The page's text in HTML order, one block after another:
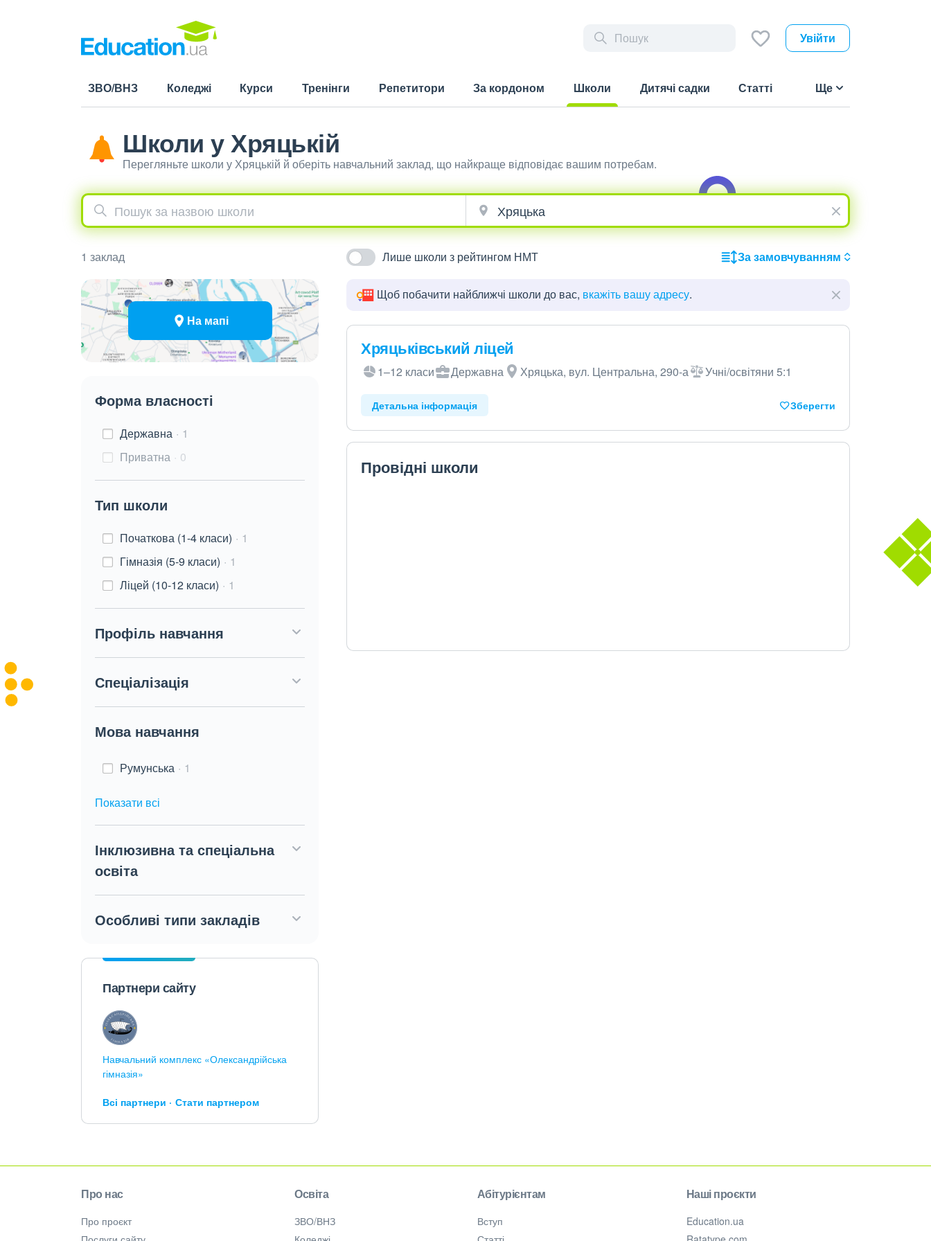
Увійти
ЗВО/ВНЗ Коледжі Курси Тренінги Репетитори За кордоном
Школи
Дитячі садки Статті Ще
Школи у Хряцькій
Перегляньте школи у Хряцькій й оберіть навчальний заклад, що найкраще відповідає вашим потребам.
1 заклад Лише школи з рейтингом НМТ За замовчуванням
На мапі
Форма власності
Державна
1
Приватна
0
Тип школи
Початкова (1-4 класи)
1
Гімназія (5-9 класи)
1
Ліцей (10-12 класи)
1
Профіль навчання
Спеціалізація
Мова навчання
Румунська 1
Показати всі
Інклюзивна та спеціальна
освіта
Особливі типи закладів
Партнери сайту
Навчальний комплекс «Олександрійська
гімназія»
Всі партнери Стати партнером
Щоб побачити найближчі школи до вас, вкажіть вашу адресу.
Хряцьківський ліцей
1–12 класи Державна Хряцька, вул. Центральна, 290-а Учні/освітяни 5:1
Детальна інформація Зберегти
Провідні школи
Про нас
Про проєкт
Освіта
ЗВО/ВНЗ
Абітурієнтам
Вступ
Наші проєкти
Education.ua